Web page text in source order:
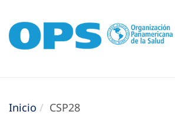
Inicio CSP28